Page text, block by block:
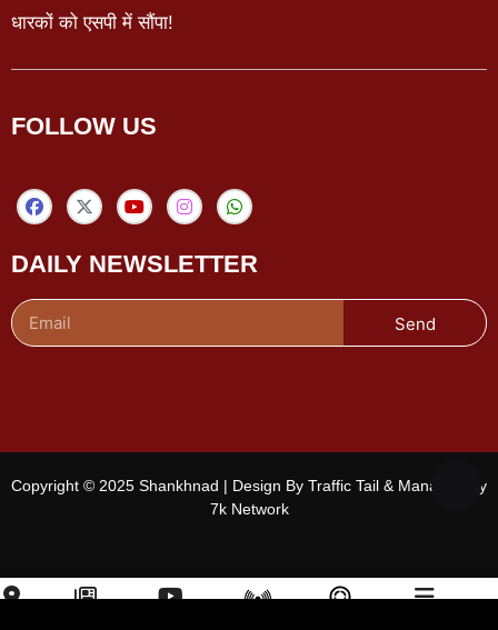
धारकों को एसपी में सौंपा!
FOLLOW US
DAILY NEWSLETTER
Send
Copyright © 2025 Shankhnad | Design By Traffic Tail & Managed By
7k Network